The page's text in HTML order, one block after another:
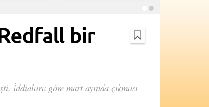
bir
İddialara göre mart ayında çıkması